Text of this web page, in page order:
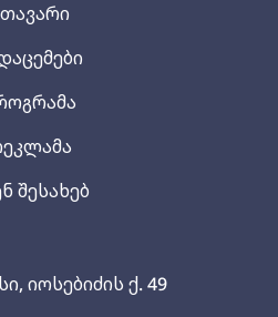
იოსებიძის ქ. 49
შესახებ